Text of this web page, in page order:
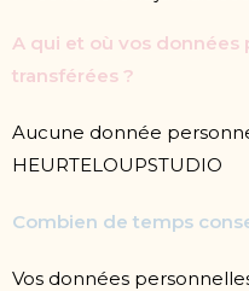
A qui et où vos données
transférées ?
Aucune donnée
HEURTELOUPSTUDIO
Combien de temps
Vos données